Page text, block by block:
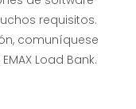
requisitos.
comuníquese
Load Bank.